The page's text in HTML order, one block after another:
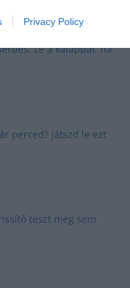
Privacy Policy
Le a kalappal, ha
perced? Játszd le ezt
teszt meg sem